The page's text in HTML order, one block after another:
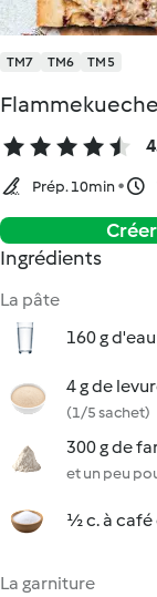
TM7 TM6 TM5
Prép. 10min
Ingrédients
La pâte
160 g d'eau
4 g de
(1/5 sachet)
300 g de
et un peu
½ c. à café
La garniture